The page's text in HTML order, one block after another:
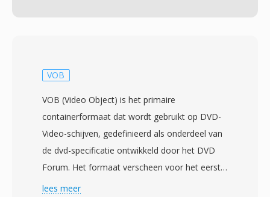
VOB
VOB (Video Object) is het primaire
containerformaat dat wordt gebruikt op DVD-
Video-schijven, gedefinieerd als onderdeel van
de dvd-specificatie ontwikkeld door het DVD
Forum. Het formaat verscheen voor het eerst
met de dvd-standaard die in september 1996
lees meer